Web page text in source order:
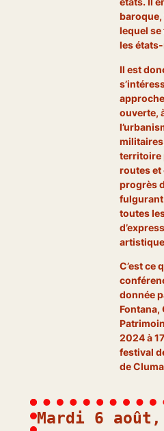
lequel se
les
Il est
ouverte,
territoire
routes et
progrès
toutes
C’est ce
donnée
Fontana,
2024 à
festival
de
Mardi 6 août,